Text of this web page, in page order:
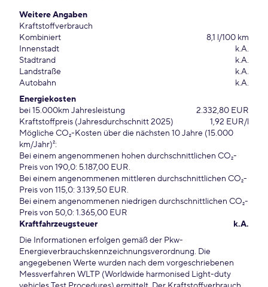
Weitere Angaben
Kraftstoffverbrauch
Kombiniert
8,1 l/100 km
Innenstadt
k.A.
Stadtrand
k.A.
Landstraße
k.A.
Autobahn
k.A.
Energiekosten
bei 15.000km Jahresleistung
2.332,80 EUR
Kraftstoffpreis (Jahresdurchschnitt 2025)
1,92 EUR/l
Mögliche CO₂-Kosten über die nächsten 10 Jahre (15.000
km/Jahr)²:
Bei einem angenommenen hohen durchschnittlichen CO₂-
Preis von 190,0: 5.187,00 EUR.
Bei einem angenommenen mittleren durchschnittlichen CO₂-
Preis von 115,0: 3.139,50 EUR.
Bei einem angenommenen niedrigen durchschnittlichen CO₂-
Preis von 50,0: 1.365,00 EUR
Kraftfahrzeugsteuer
k.A.
Die Informationen erfolgen gemäß der Pkw-
Energieverbrauchskennzeichnungsverordnung. Die
angegebenen Werte wurden nach dem vorgeschriebenen
Messverfahren WLTP (Worldwide harmonised Light-duty